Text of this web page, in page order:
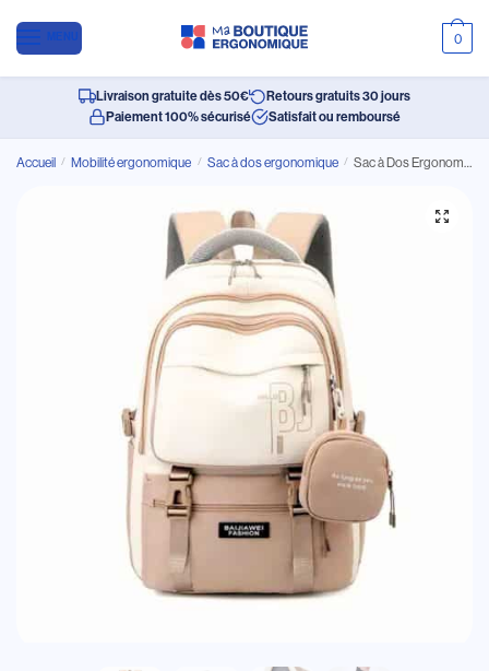
MENU 0
Livraison gratuite dès 50€
Retours gratuits 30 jours
Paiement 100% sécurisé
Satisfait ou remboursé
Accueil / Mobilité ergonomique / Sac à dos ergonomique / Sac à Dos Ergonomique Imperméable au Design Élégant